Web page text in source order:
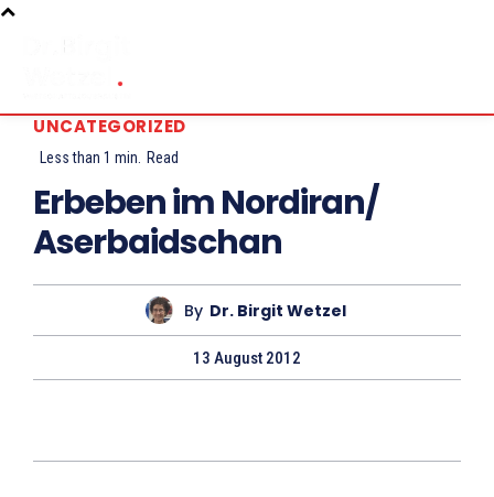
UNCATEGORIZED
Less than 1 min. Read
Erbeben im Nordiran/
Aserbaidschan
By Dr. Birgit Wetzel
13 August 2012